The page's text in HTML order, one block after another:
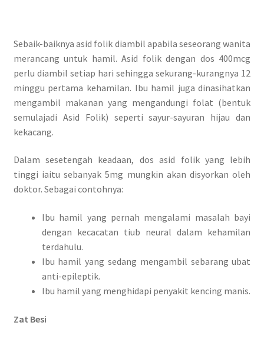
Sebaik-baiknya asid folik diambil apabila seseorang wanita
merancang untuk hamil. Asid folik dengan dos 400mcg
perlu diambil setiap hari sehingga sekurang-kurangnya 12
minggu pertama kehamilan. Ibu hamil juga dinasihatkan
mengambil makanan yang mengandungi folat (bentuk
semulajadi Asid Folik) seperti sayur-sayuran hijau dan
kekacang.
Dalam sesetengah keadaan, dos asid folik yang lebih
tinggi iaitu sebanyak 5mg mungkin akan disyorkan oleh
doktor. Sebagai contohnya:
Ibu hamil yang pernah mengalami masalah bayi
dengan kecacatan tiub neural dalam kehamilan
terdahulu.
Ibu hamil yang sedang mengambil sebarang ubat
anti-epileptik.
Ibu hamil yang menghidapi penyakit kencing manis.
Zat Besi